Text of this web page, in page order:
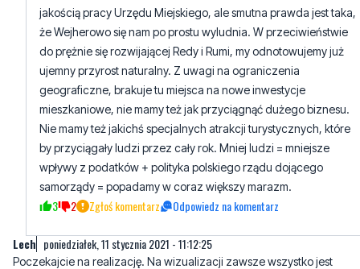
ujemny przyrost naturalny. Z uwagi na ograniczenia
geograficzne, brakuje tu miejsca na nowe inwestycje
mieszkaniowe, nie mamy też jak przyciągnąć dużego biznesu.
Nie mamy też jakichś specjalnych atrakcji turystycznych, które
by przyciągały ludzi przez cały rok. Mniej ludzi = mniejsze
wpływy z podatków + polityka polskiego rządu dojącego
samorządy = popadamy w coraz większy marazm.
3 2 Zgłoś komentarz Odpowiedz na komentarz
poniedziałek, 11 stycznia 2021 - 11:12:25
Poczekajcie na realizację. Na wizualizacji zawsze wszystko jest
2 2 Zgłoś komentarz Odpowiedz na komentarz